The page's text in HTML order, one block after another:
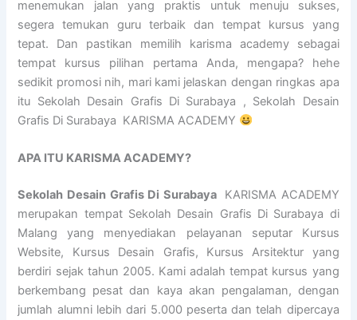
menemukan jalan yang praktis untuk menuju sukses,
segera temukan guru terbaik dan tempat kursus yang
tepat. Dan pastikan memilih karisma academy sebagai
tempat kursus pilihan pertama Anda, mengapa? hehe
sedikit promosi nih, mari kami jelaskan dengan ringkas apa
itu Sekolah Desain Grafis Di Surabaya , Sekolah Desain
Grafis Di Surabaya KARISMA ACADEMY
APA ITU KARISMA ACADEMY?
Sekolah Desain Grafis Di Surabaya
KARISMA ACADEMY
merupakan tempat Sekolah Desain Grafis Di Surabaya di
Malang yang menyediakan pelayanan seputar Kursus
Website, Kursus Desain Grafis, Kursus Arsitektur yang
berdiri sejak tahun 2005. Kami adalah tempat kursus yang
berkembang pesat dan kaya akan pengalaman, dengan
jumlah alumni lebih dari 5.000 peserta dan telah dipercaya